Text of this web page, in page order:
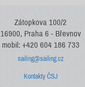
Zátopkova 100/2
16900, Praha 6 - Břevnov
mobil: +420 604 186 733
sailing@sailing.cz
Kontakty ČSJ